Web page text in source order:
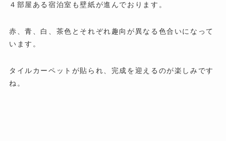
４部屋ある宿泊室も壁紙が進んでおります。
赤、青、白、茶色とそれぞれ趣向が異なる色合いになって
います。
タイルカーペットが貼られ、完成を迎えるのが楽しみです
ね。